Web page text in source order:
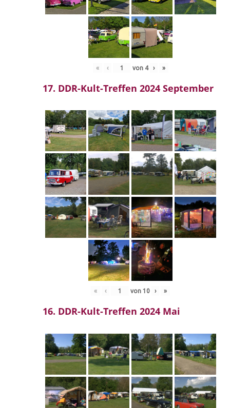
« ‹ von 4 › »
17. DDR-Kult-Treffen 2024 September
« ‹ von 10 › »
16. DDR-Kult-Treffen 2024 Mai